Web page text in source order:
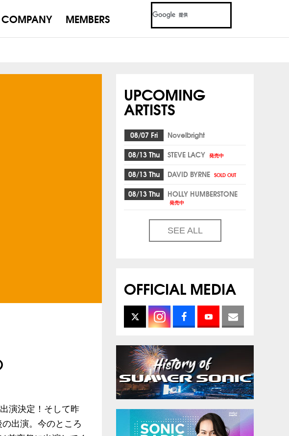
COMPANY MEMBERS
演決定！そして昨
出演。今のところ
UPCOMING
ARTISTS
08/07 Fri
Novelbright
08/13 Thu
STEVE LACY 発売中
08/13 Thu DAVID BYRNE SOLD OUT
08/13 Thu HOLLY HUMBERSTONE
発売中
SEE ALL
OFFICIAL MEDIA